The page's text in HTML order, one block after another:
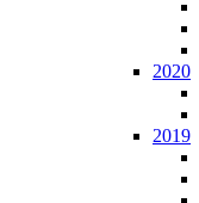
2020
2019